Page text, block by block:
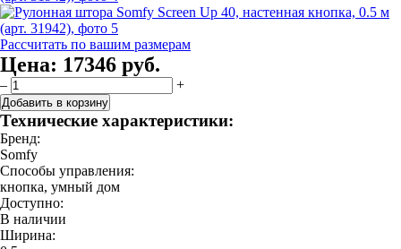
Рассчитать по вашим размерам
Цена: 17346 руб.
– +
Добавить в корзину
Технические характеристики:
Бренд:
Somfy
Способы управления:
кнопка, умный дом
Доступно:
В наличии
Ширина: